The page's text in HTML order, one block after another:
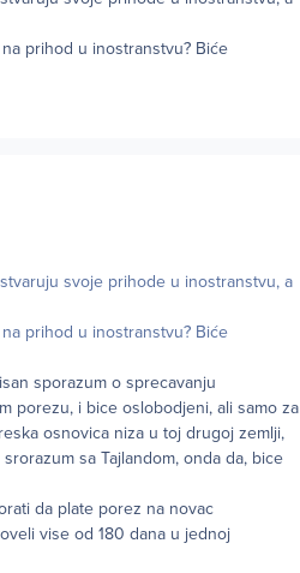
prihod u inostranstvu? Biće
svoje prihode u inostranstvu, a
prihod u inostranstvu? Biće
sporazum o sprecavanju
porezu, i bice oslobodjeni, ali samo za
osnovica niza u toj drugoj zemlji,
sa Tajlandom, onda da, bice
da plate porez na novac
vise od 180 dana u jednoj